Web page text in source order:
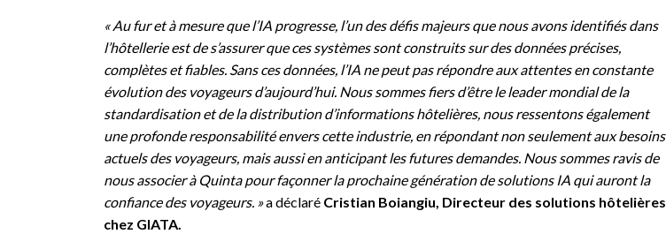
« Au fur et à mesure que l’IA progresse, l’un des défis majeurs que nous avons identifiés dans
l’hôtellerie est de s’assurer que ces systèmes sont construits sur des données précises,
complètes et fiables. Sans ces données, l’IA ne peut pas répondre aux attentes en constante
évolution des voyageurs d’aujourd’hui. Nous sommes fiers d’être le leader mondial de la
standardisation et de la distribution d’informations hôtelières, nous ressentons également
une profonde responsabilité envers cette industrie, en répondant non seulement aux besoins
actuels des voyageurs, mais aussi en anticipant les futures demandes. Nous sommes ravis de
nous associer à Quinta pour façonner la prochaine génération de solutions IA qui auront la
confiance des voyageurs. »a déclaré Cristian Boiangiu, Directeur des solutions hôtelières
chez GIATA.